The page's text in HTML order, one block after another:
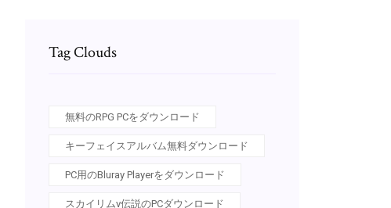
Tag Clouds
無料のRPG PCをダウンロード
キーフェイスアルバム無料ダウンロード
PC用のBluray Playerをダウンロード
スカイリムv伝説のPCダウンロード